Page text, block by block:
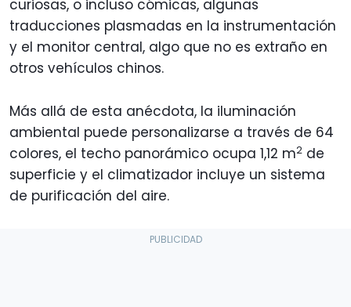
curiosas, o incluso cómicas, algunas
traducciones plasmadas en la instrumentación
y el monitor central, algo que no es extraño en
otros vehículos chinos.
Más allá de esta anécdota, la iluminación
ambiental puede personalizarse a través de 64
colores, el techo panorámico ocupa 1,12 m2 de
superficie y el climatizador incluye un sistema
de purificación del aire.